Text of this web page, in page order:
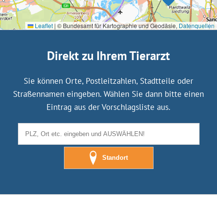
Leaflet | © Bundesamt für Kartographie und Geodäsie, Datenquellen
Direkt zu Ihrem Tierarzt
Sie können Orte, Postleitzahlen, Stadtteile oder
Straßennamen eingeben. Wählen Sie dann bitte einen
Eintrag aus der Vorschlagsliste aus.
Standort